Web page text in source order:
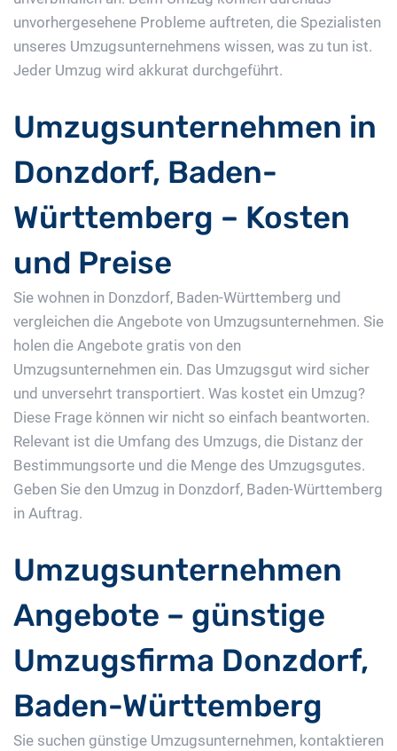
unvorhergesehene Probleme auftreten, die Spezialisten
unseres Umzugsunternehmens wissen, was zu tun ist.
Jeder Umzug wird akkurat durchgeführt.
Umzugsunternehmen in
Donzdorf, Baden-
Württemberg – Kosten
und Preise
Sie wohnen in Donzdorf, Baden-Württemberg und
vergleichen die Angebote von Umzugsunternehmen. Sie
holen die Angebote gratis von den
Umzugsunternehmen ein. Das Umzugsgut wird sicher
und unversehrt transportiert. Was kostet ein Umzug?
Diese Frage können wir nicht so einfach beantworten.
Relevant ist die Umfang des Umzugs, die Distanz der
Bestimmungsorte und die Menge des Umzugsgutes.
Geben Sie den Umzug in Donzdorf, Baden-Württemberg
in Auftrag.
Umzugsunternehmen
Angebote – günstige
Umzugsfirma Donzdorf,
Baden-Württemberg
Sie suchen günstige Umzugsunternehmen, kontaktieren